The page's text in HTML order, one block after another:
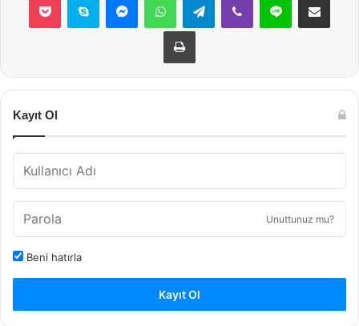
Yazdır
Kayıt Ol
Unuttunuz mu?
Beni hatırla
Kayıt Ol